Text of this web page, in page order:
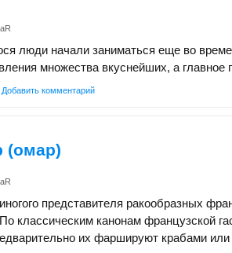
люди начали заниматься еще во
множества вкуснейших, а
Добавить комментарий
(омар)
представителя ракообразных
классическим канонам французской
их фаршируют крабами